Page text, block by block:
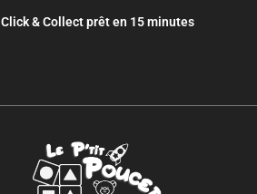
Click & Collect prêt en 15 minutes